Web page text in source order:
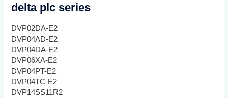
delta plc series
DVP02DA-E2
DVP04AD-E2
DVP04DA-E2
DVP06XA-E2
DVP04PT-E2
DVP04TC-E2
DVP14SS11R2